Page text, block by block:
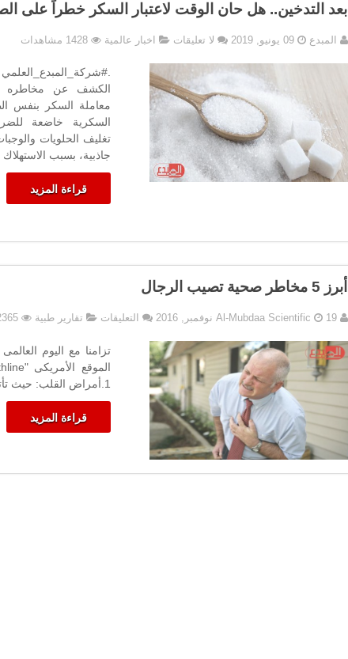
بعد التدخين.. هل حان الوقت لاعتبار السكر خطراً على
المبدع 09 يونيو, 2019 لا تعليقات اخبار عالمية 1428 مشاهدات
الكشف عن مخاطره
معاملة السكر بنفس
السكرية خاضعة
تغليف الحلويات
جاذبية، بسبب
قراءة المزيد
أبرز 5 مخاطر صحية تصيب الرجال
Al-Mubdaa Scientific 19 نوفمبر, 2016 التعليقاتعلى
مخاطر
صحية
تصيب
مغلقة
تقارير طبية 2365
1.أمراض القلب: حيث تأتى فى
قراءة المزيد